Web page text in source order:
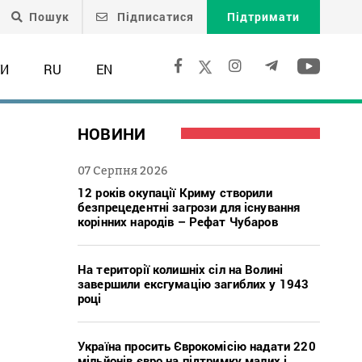
Пошук Підписатися Підтримати
RU EN
НОВИНИ
07 Серпня 2026
12 років окупації Криму створили
безпрецедентні загрози для існування
корінних народів – Рефат Чубаров
На території колишніх сіл на Волині
завершили ексгумацію загиблих у 1943
році
Україна просить Єврокомісію надати 220